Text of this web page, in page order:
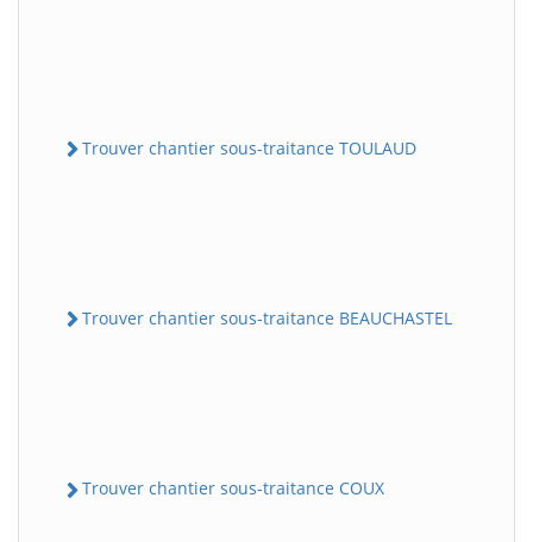
Trouver chantier sous-traitance TOULAUD
Trouver chantier sous-traitance BEAUCHASTEL
Trouver chantier sous-traitance COUX